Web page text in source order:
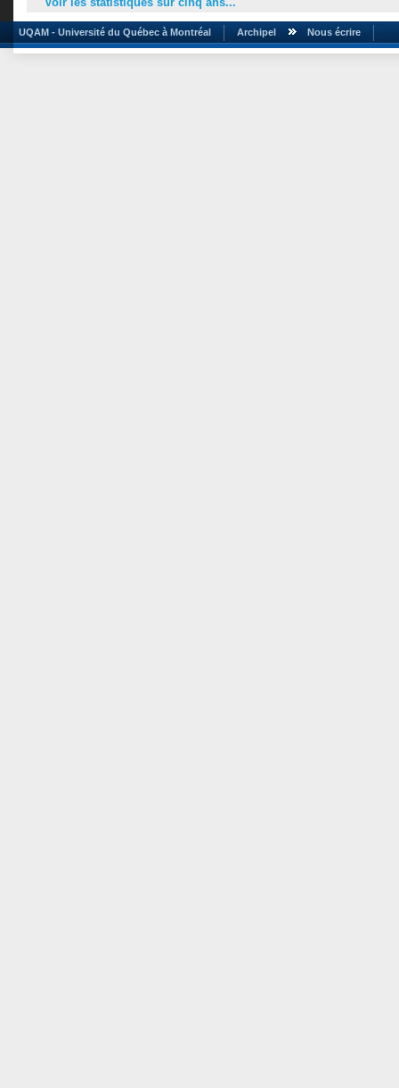
UQAM - Université du Québec à Montréal Archipel Nous écrire